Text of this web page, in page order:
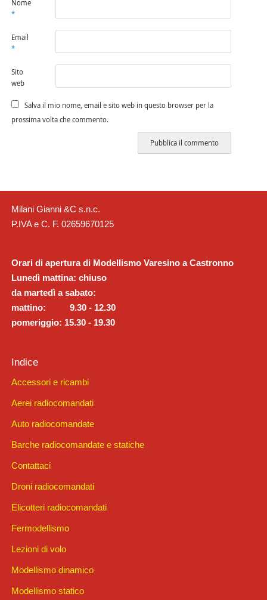
Nome
*
Email
*
Sito
web
Salva il mio nome, email e sito web in questo browser per la
prossima volta che commento.
Milani Gianni &C s.n.c.
P.IVA e C. F. 02659670125
Orari di apertura di Modellismo Varesino a Castronno
Lunedì mattina: chiuso
da martedì a sabato:
mattino: 9.30 - 12.30
pomeriggio: 15.30 - 19.30
Indice
Accessori e ricambi
Aerei radiocomandati
Auto radiocomandate
Barche radiocomandate e statiche
Contattaci
Droni radiocomandati
Elicotteri radiocomandati
Fermodellismo
Lezioni di volo
Modellismo dinamico
Modellismo statico